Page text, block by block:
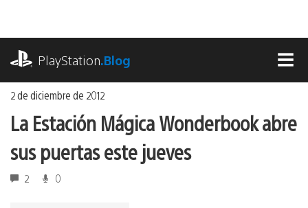
contenido
PlayStation.Blog
2 de diciembre de 2012
La Estación Mágica Wonderbook abre
sus puertas este jueves
2 0